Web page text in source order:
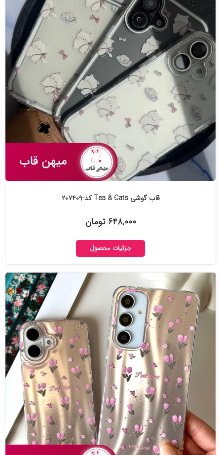
قاب گوشی Tea & Cats کد-۲۰۷۴۰۹
۶۴۸,۰۰۰ تومان
جزئیات محصول